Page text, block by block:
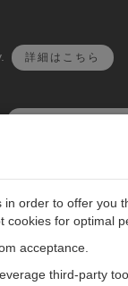
詳細はこちら
JAPAN
in order to offer you
cookies for optimal
acceptance.
third-party